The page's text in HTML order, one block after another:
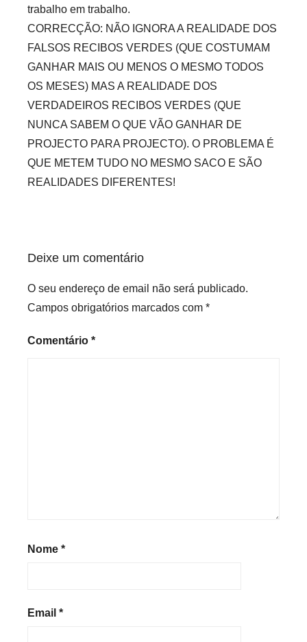
trabalho em trabalho.
CORRECÇÃO: NÃO IGNORA A REALIDADE DOS
FALSOS RECIBOS VERDES (QUE COSTUMAM
GANHAR MAIS OU MENOS O MESMO TODOS
OS MESES) MAS A REALIDADE DOS
VERDADEIROS RECIBOS VERDES (QUE
NUNCA SABEM O QUE VÃO GANHAR DE
PROJECTO PARA PROJECTO). O PROBLEMA É
QUE METEM TUDO NO MESMO SACO E SÃO
REALIDADES DIFERENTES!
Deixe um comentário
O seu endereço de email não será publicado.
Campos obrigatórios marcados com *
Comentário *
Nome *
Email *